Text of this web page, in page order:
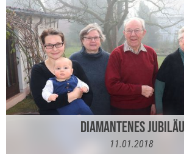
DIAMANTENES
11.01.2018